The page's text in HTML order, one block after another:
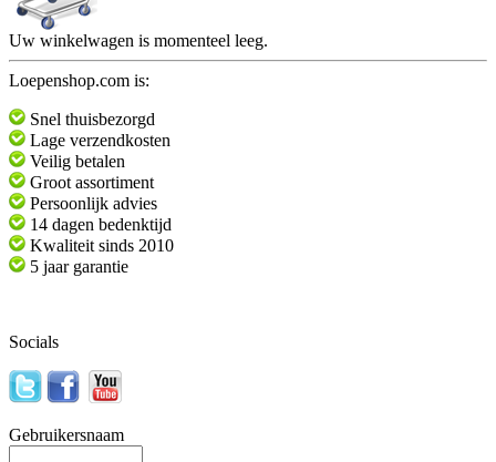
Uw winkelwagen is momenteel leeg.
Loepenshop.com is:
Snel thuisbezorgd
Lage verzendkosten
Veilig betalen
Groot assortiment
Persoonlijk advies
14 dagen bedenktijd
Kwaliteit sinds 2010
5 jaar garantie
Socials
Gebruikersnaam